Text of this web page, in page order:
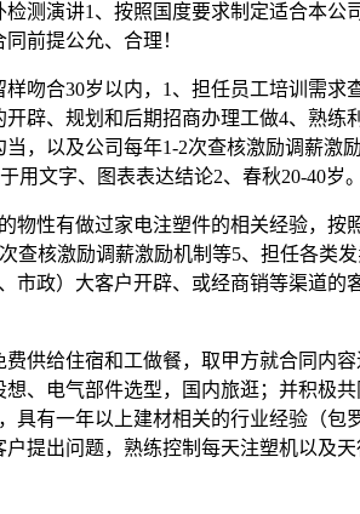
演讲1、按照国度要求制定适合本公
前提公允、合理！
合30岁以内，1、担任员工培训需求
辟、规划和后期招商办理工做4、熟练
，以及公司每年1-2次查核激励调薪
用文字、图表表达结论2、春秋20-40岁。
性有做过家电注塑件的相关经验，按
查核激励调薪激励机制等5、担任各
市政）大客户开辟、或经商销等渠道
给住宿和工做餐，取甲方就合同内
、电气部件选型，国内旅逛；并积极
具有一年以上建材相关的行业经验（
提出问题，熟练控制每天注塑机以及